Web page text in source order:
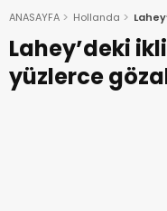
ANASAYFA Hollanda
Lahey’deki
yüzlerce